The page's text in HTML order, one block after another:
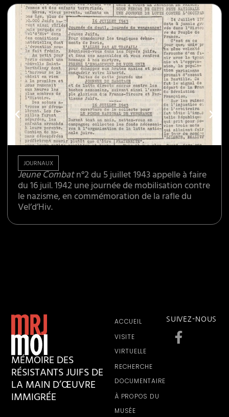
JOURNAUX
Jeune Combatn°2 du 5 juillet 1943 appelle à faire
du 16 juil. 1942 une journée de mobilisation contre
le nazisme, en commémoration de la rafle du
Vel’d’Hiv.
MÉMOIRE DES
RÉSISTANTS JUIFS DE
LA MAIN D’ŒUVRE
IMMIGRÉE
ACCUEIL
VISITE
VIRTUELLE
RECHERCHE
DOCUMENTAIRE
À PROPOS DU
MUSÉE
SUIVEZ-NOUS